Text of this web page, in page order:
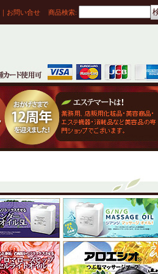
｜ お問い合せ 商品検索: